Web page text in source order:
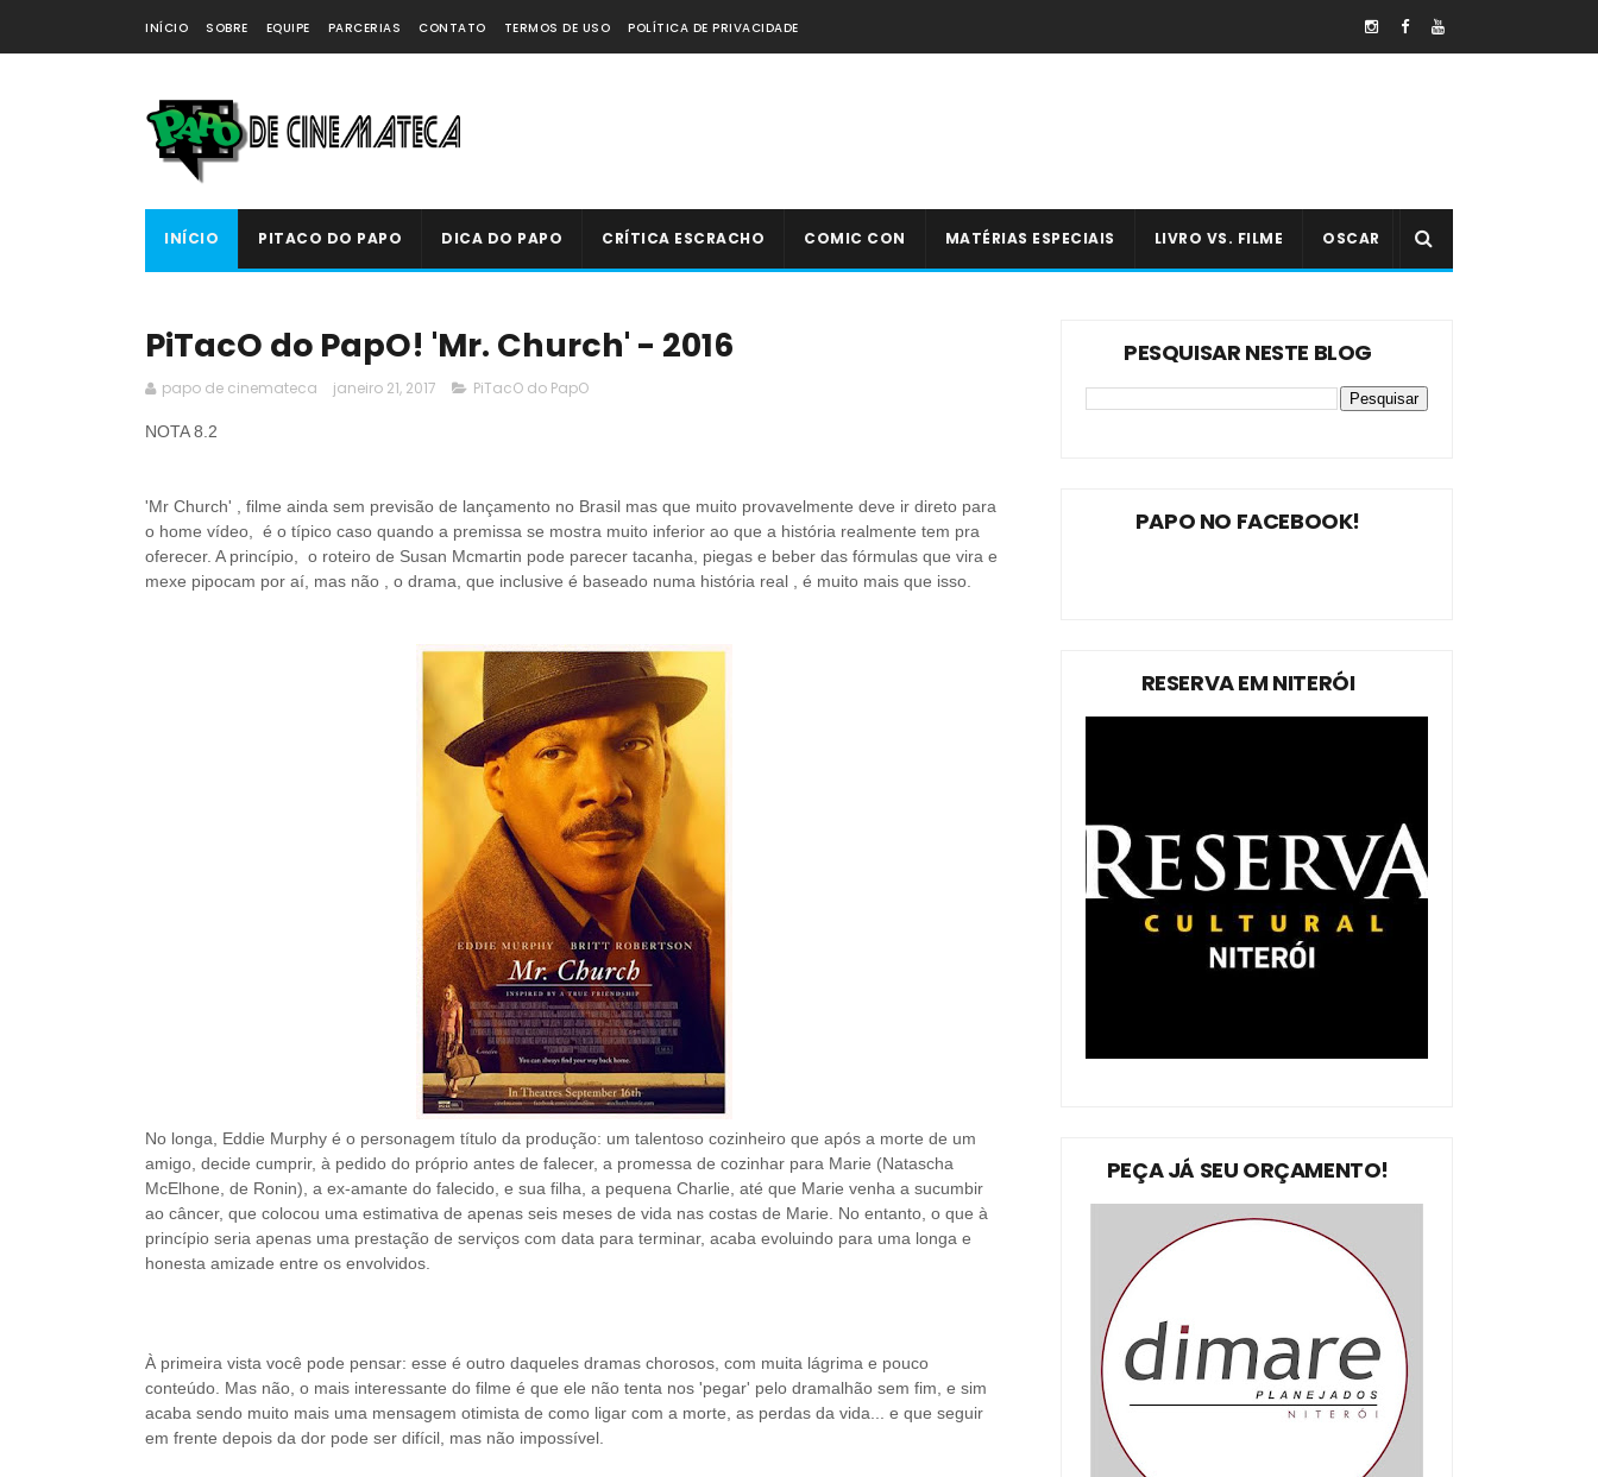
INÍCIO SOBRE EQUIPE PARCERIAS CONTATO TERMOS DE USO POLÍTICA DE PRIVACIDADE
INÍCIO PITACO DO PAPO DICA DO PAPO CRÍTICA ESCRACHO COMIC CON MATÉRIAS ESPECIAIS LIVRO VS. FILME OSCAR
PiTacO do PapO! 'Mr. Church' - 2016
papo de cinemateca janeiro 21, 2017 PiTacO do PapO
NOTA 8.2
'Mr Church' , filme ainda sem previsão de lançamento no Brasil mas que muito provavelmente deve ir direto para
o home vídeo, é o típico caso quando a premissa se mostra muito inferior ao que a história realmente tem pra
oferecer. A princípio, o roteiro de Susan Mcmartin pode parecer tacanha, piegas e beber das fórmulas que vira e
mexe pipocam por aí, mas não , o drama, que inclusive é baseado numa história real , é muito mais que isso.
No longa, Eddie Murphy é o personagem título da produção: um talentoso cozinheiro que após a morte de um
amigo, decide cumprir, à pedido do próprio antes de falecer, a promessa de cozinhar para Marie (Natascha
McElhone, de Ronin), a ex-amante do falecido, e sua filha, a pequena Charlie, até que Marie venha a sucumbir
ao câncer, que colocou uma estimativa de apenas seis meses de vida nas costas de Marie. No entanto, o que à
princípio seria apenas uma prestação de serviços com data para terminar, acaba evoluindo para uma longa e
honesta amizade entre os envolvidos.
À primeira vista você pode pensar: esse é outro daqueles dramas chorosos, com muita lágrima e pouco
conteúdo. Mas não, o mais interessante do filme é que ele não tenta nos 'pegar' pelo dramalhão sem fim, e sim
acaba sendo muito mais uma mensagem otimista de como ligar com a morte, as perdas da vida...
e que seguir
em frente depois da dor pode ser difícil, mas não impossível.
PESQUISAR NESTE BLOG
PAPO NO FACEBOOK!
RESERVA EM NITERÓI
PEÇA JÁ SEU ORÇAMENTO!